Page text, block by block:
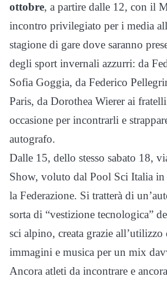
ottobre, a partire dalle 12, con il
incontro privilegiato per i media
stagione di gare dove saranno
degli sport invernali azzurri: da
Sofia Goggia, da Federico
Paris, da Dorothea Wierer ai
occasione per incontrarli e
autografo.
Dalle 15, dello stesso sabato 18,
Show, voluto dal Pool Sci Italia in
la Federazione. Si tratterà di
sorta di “vestizione tecnologica”
sci alpino, creata grazie
immagini e musica per un mix
Ancora atleti da incontrare e